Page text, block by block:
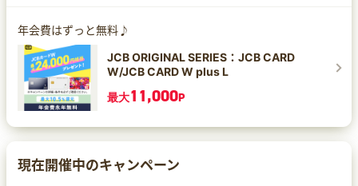
年会費はずっと無料♪
JCB ORIGINAL SERIES：JCB CARD
W/JCB CARD W plus L
最大11,000P
現在開催中のキャンペーン